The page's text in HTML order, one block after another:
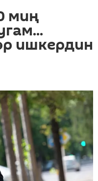
миң
ишкердин